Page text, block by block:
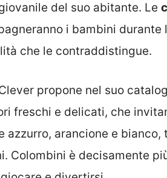
del suo abitante. Le
i bambini
che le contraddistingue.
propone nel suo
freschi e delicati, che
azzurro, arancione e
Colombini è decisamente